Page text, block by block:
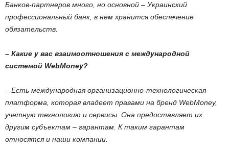
Банков-партнеров много, но основной – Украинский
профессиональный банк, в нем хранится обеспечение
обязательств.
– Какие у вас взаимоотношения с международной
системой WebМoney?
– Есть международная организационно-технологическая
платформа, которая владеет правами на бренд WebМoney,
учетную технологию и сервисы. Она предоставляет их
другим субъектам – гарантам. К таким гарантам
относятся и наши компании.